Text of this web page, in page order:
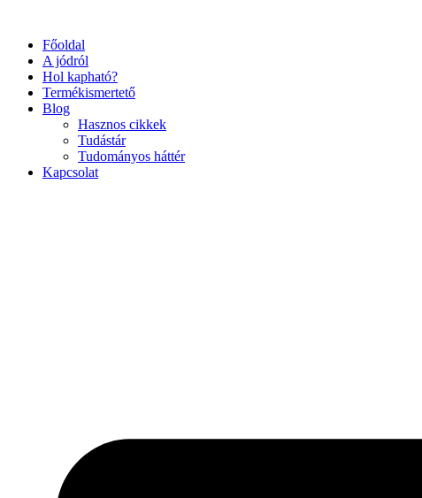
tartalomhoz
Főoldal
A jódról
Hol kapható?
Termékismertető
Blog
Hasznos cikkek
Tudástár
Tudományos háttér
Kapcsolat